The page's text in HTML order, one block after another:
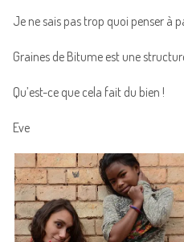
Je ne sais pas trop quoi penser à
Graines de Bitume est une
Qu’est-ce que cela fait du bien !
Eve